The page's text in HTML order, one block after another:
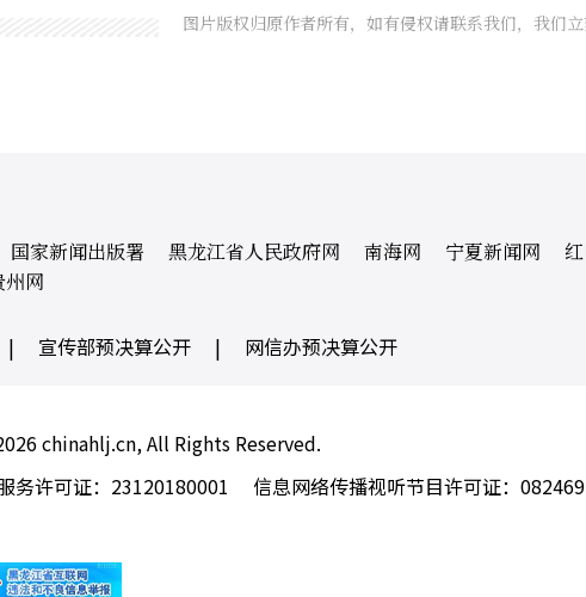
图片版权归原作者所有，如有侵权请联系我们，我们立
国家新闻出版署 黑龙江省人民政府网 南海网 宁夏新闻网
州网
| 宣传部预决算公开 | 网信办预决算公开
chinahlj.cn, All Rights Reserved.
务许可证：23120180001 信息网络传播视听节目许可证：